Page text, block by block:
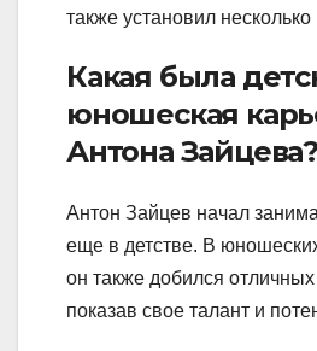
также установил несколько
Какая была
юношеская
Антона Зайцева?
Антон Зайцев начал
еще в детстве. В
он также добился отличных
показав свое талант и